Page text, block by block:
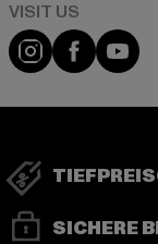
Visit our
Visit
SICHERE